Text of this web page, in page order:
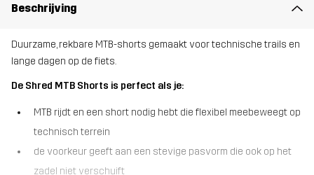
Beschrijving
Duurzame, rekbare MTB-shorts gemaakt voor technische trails en
lange dagen op de fiets.
De Shred MTB Shorts is perfect als je:
MTB rijdt en een short nodig hebt die flexibel meebeweegt op
technisch terrein
de voorkeur geeft aan een stevige pasvorm die ook op het
zadel niet verschuift